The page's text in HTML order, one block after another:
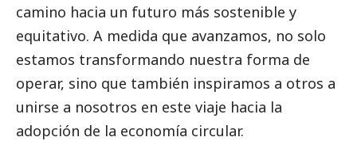
camino hacia un futuro más sostenible y
equitativo. A medida que avanzamos, no solo
estamos transformando nuestra forma de
operar, sino que también inspiramos a otros a
unirse a nosotros en este viaje hacia la
adopción de la economía circular.